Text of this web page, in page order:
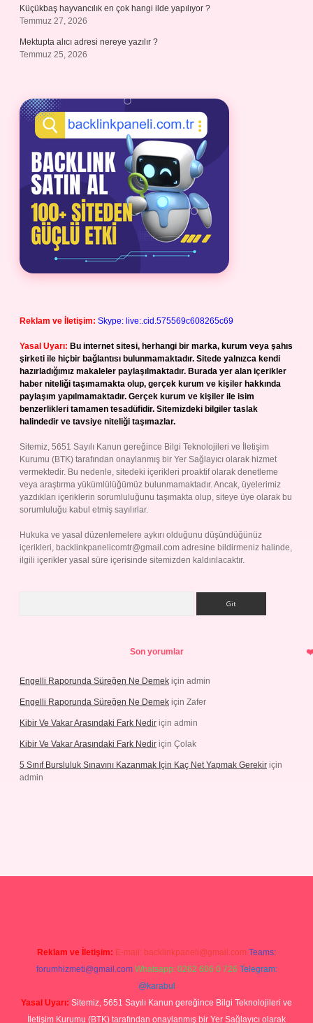
Küçükbaş hayvancılık en çok hangi ilde yapılıyor ?
Temmuz 27, 2026
Mektupta alıcı adresi nereye yazılır ?
Temmuz 25, 2026
Reklam ve İletişim: Skype: live:.cid.575569c608265c69
Yasal Uyarı: Bu internet sitesi, herhangi bir marka, kurum veya şahıs
şirketi ile hiçbir bağlantısı bulunmamaktadır. Sitede yalnızca kendi
hazırladığımız makaleler paylaşılmaktadır. Burada yer alan içerikler
haber niteliği taşımamakta olup, gerçek kurum ve kişiler hakkında
paylaşım yapılmamaktadır. Gerçek kurum ve kişiler ile isim
benzerlikleri tamamen tesadüfidir. Sitemizdeki bilgiler taslak
halindedir ve tavsiye niteliği taşımazlar.
Sitemiz, 5651 Sayılı Kanun gereğince Bilgi Teknolojileri ve İletişim
Kurumu (BTK) tarafından onaylanmış bir Yer Sağlayıcı olarak hizmet
vermektedir. Bu nedenle, sitedeki içerikleri proaktif olarak denetleme
veya araştırma yükümlülüğümüz bulunmamaktadır. Ancak, üyelerimiz
yazdıkları içeriklerin sorumluluğunu taşımakta olup, siteye üye olarak bu
sorumluluğu kabul etmiş sayılırlar.
Hukuka ve yasal düzenlemelere aykırı olduğunu düşündüğünüz
içerikleri, backlinkpanelicomtr@gmail.com adresine bildirmeniz halinde,
ilgili içerikler yasal süre içerisinde sitemizden kaldırılacaktır.
Son yorumlar
Engelli Raporunda Süreğen Ne Demek için admin
Engelli Raporunda Süreğen Ne Demek için Zafer
Kibir Ve Vakar Arasındaki Fark Nedir için admin
Kibir Ve Vakar Arasındaki Fark Nedir için Çolak
5 Sınıf Bursluluk Sınavını Kazanmak Için Kaç Net Yapmak Gerekir için
admin
Reklam ve İletişim: E-mail: backlinkpaneli@gmail.com Teams:
forumhizmeti@gmail.com Whatsapp: 0262 606 0 726 Telegram:
@karabul
Yasal Uyarı: Sitemiz, 5651 Sayılı Kanun gereğince Bilgi Teknolojileri ve
İletişim Kurumu (BTK) tarafından onaylanmış bir Yer Sağlayıcı olarak